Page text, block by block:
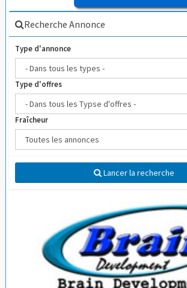
Recherche Annonce
Type d'annonce
Type d'offres
Fraîcheur
Lancer la recherche